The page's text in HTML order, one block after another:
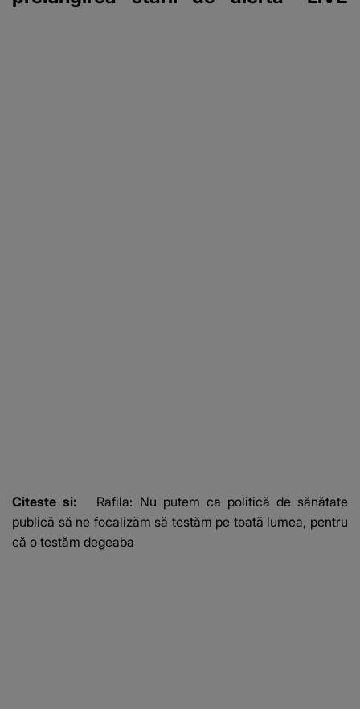
Citeste si:
Rafila: Nu putem ca politică de sănătate
publică să ne focalizăm să testăm pe toată lumea, pentru
că o testăm degeaba